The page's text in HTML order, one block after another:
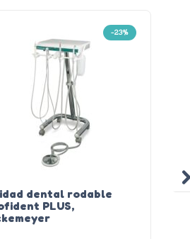
-23%
dental rodable
PLUS,